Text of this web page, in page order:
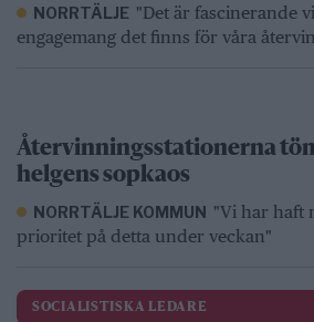
NORRTÄLJE "Det är fascinerande
engagemang det finns för våra
Återvinningsstationerna
helgens sopkaos
NORRTÄLJE KOMMUN "Vi har haft
prioritet på detta under veckan"
SOCIALISTISKA LEDARE